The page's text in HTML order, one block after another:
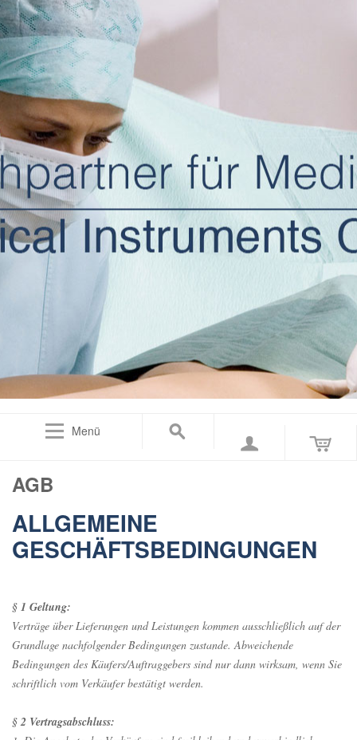
Menü
AGB
ALLGEMEINE
GESCHÄFTSBEDINGUNGEN
§ 1 Geltung:
Verträge über Lieferungen und Leistungen kommen ausschließlich auf der
Grundlage nachfolgender Bedingungen zustande. Abweichende
Bedingungen des Käufers/Auftraggebers sind nur dann wirksam, wenn Sie
schriftlich vom Verkäufer bestätigt werden.
§ 2 Vertragsabschluss: